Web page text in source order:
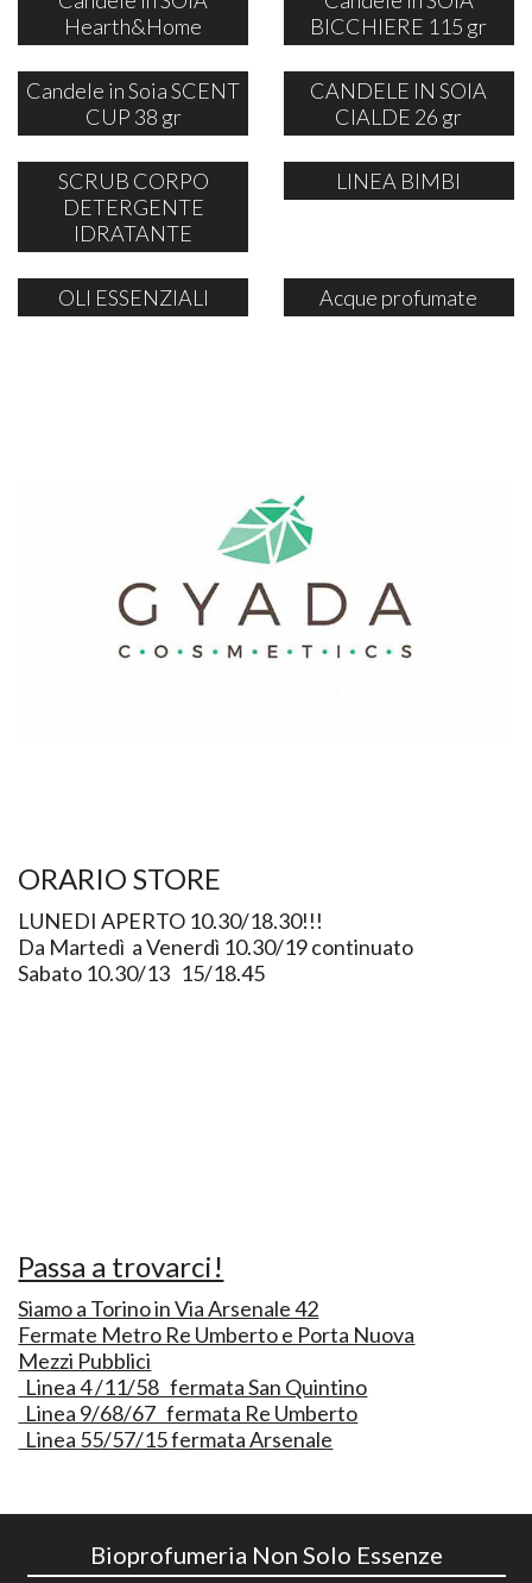
Hearth&Home
BICCHIERE 115 gr
Candele in Soia SCENT
CUP 38 gr
CANDELE IN SOIA
CIALDE 26 gr
SCRUB CORPO
DETERGENTE
IDRATANTE
LINEA BIMBI
OLI ESSENZIALI Acque profumate
ORARIO STORE
LUNEDI APERTO 10.30/18.30!!!
Da Martedì a Venerdì 10.30/19 continuato
Sabato 10.30/13 15/18.45
Passa a trovarci!
Siamo a Torino in Via Arsenale 42
Fermate Metro Re Umberto e Porta Nuova
Mezzi Pubblici
Linea 4 /11/58 fermata San Quintino
Linea 9/68/67 fermata Re Umberto
Linea 55/57/15 fermata Arsenale
Bioprofumeria Non Solo Essenze